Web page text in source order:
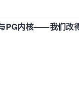
PG内核——我们改